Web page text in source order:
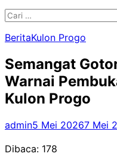
Cari
BeritaKulon Progo
Semangat
Warnai
Kulon Progo
admin5 Mei 20267 Mei
Dibaca: 178